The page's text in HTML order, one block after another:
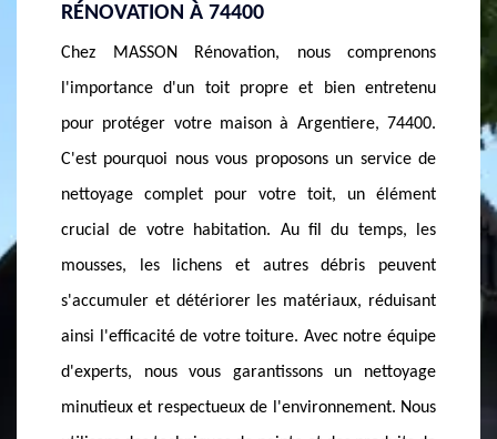
RÉGULIÈREMENT À ARGENTIERE ?
À MASSON Rénovation, nous croyons fermement
qu'il est vital de nettoyer régulièrement votre
toiture à Argentiere, 74400. D'abord, une toiture
propre préserve l'intégrité de votre maison, en
évitant l'accumulation de mousses, lichens et
autres débris qui peuvent causer des dommages à
long terme. Ensuite, le nettoyage régulier améliore
l'esthétique de votre maison, la rendant plus
attrayante et augmentant potentiellement sa
valeur. Dans une ville comme Argentiere, où le
climat peut être variable, l'entretien de votre
DE
ardue,